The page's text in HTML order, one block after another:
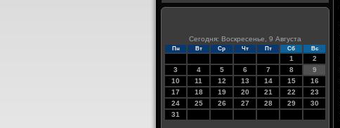
Сегодня: Воскресенье, 9 Августа
Пн Вт Ср Чт Пт Сб Вс
1
2
3
4 5 6 7 8
9
10
11 12 13 14 15
16
17
18 19 20 21 22
23
24
25 26 27 28 29
30
31